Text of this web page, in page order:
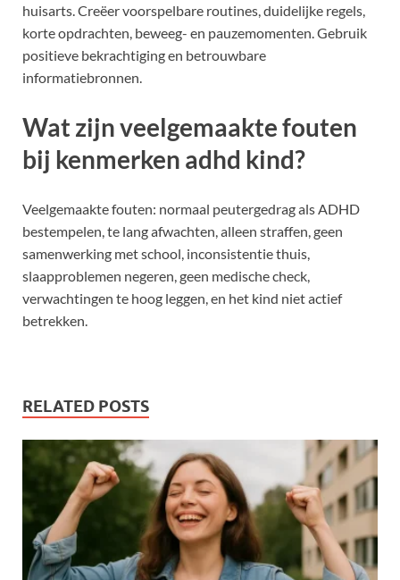
huisarts. Creëer voorspelbare routines, duidelijke regels,
korte opdrachten, beweeg- en pauzemomenten. Gebruik
positieve bekrachtiging en betrouwbare
informatiebronnen.
Wat zijn veelgemaakte fouten
bij kenmerken adhd kind?
Veelgemaakte fouten: normaal peutergedrag als ADHD
bestempelen, te lang afwachten, alleen straffen, geen
samenwerking met school, inconsistentie thuis,
slaapproblemen negeren, geen medische check,
verwachtingen te hoog leggen, en het kind niet actief
betrekken.
RELATED POSTS